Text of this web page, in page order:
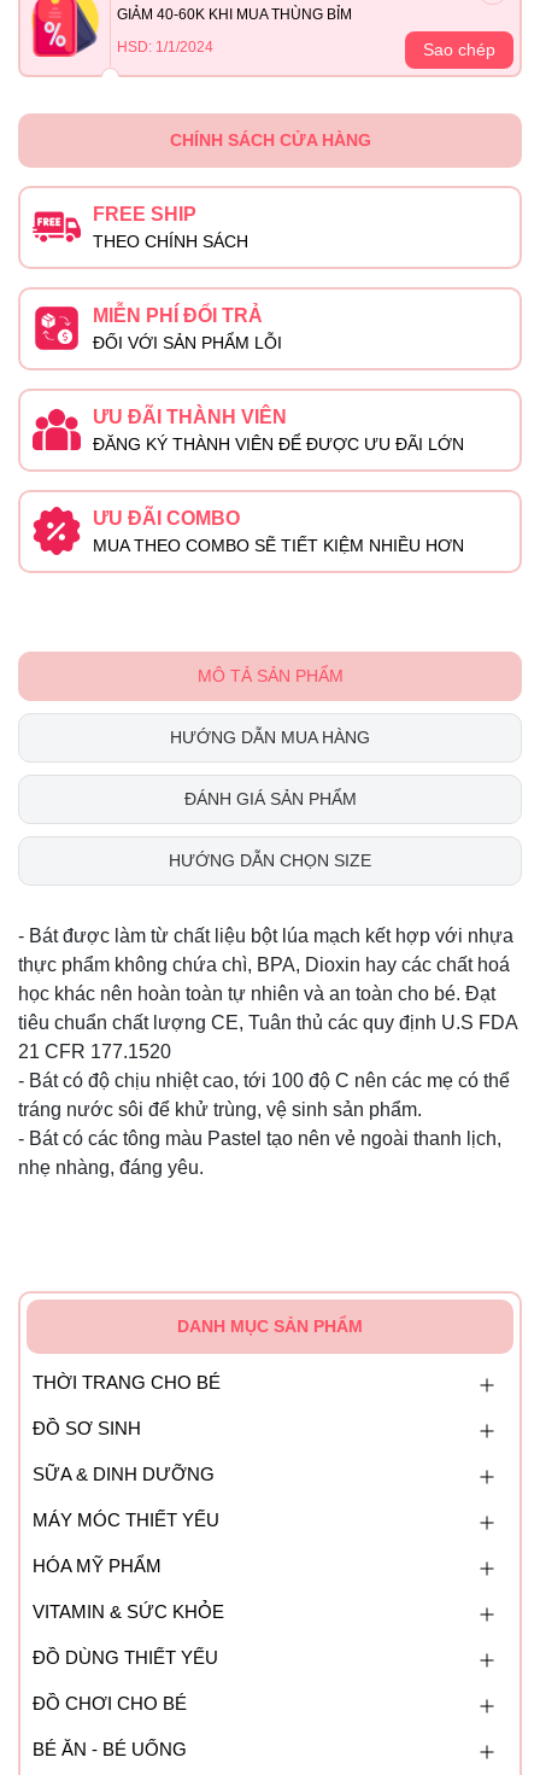
GIẢM 40-60K KHI MUA THÙNG BỈM
HSD: 1/1/2024
Sao chép
CHÍNH SÁCH CỬA HÀNG
FREE SHIP
THEO CHÍNH SÁCH
MIỄN PHÍ ĐỔI TRẢ
ĐỐI VỚI SẢN PHẨM LỖI
ƯU ĐÃI THÀNH VIÊN
ĐĂNG KÝ THÀNH VIÊN ĐỂ ĐƯỢC ƯU ĐÃI LỚN
ƯU ĐÃI COMBO
MUA THEO COMBO SẼ TIẾT KIỆM NHIỀU HƠN
MÔ TẢ SẢN PHẨM
HƯỚNG DẪN MUA HÀNG
ĐÁNH GIÁ SẢN PHẨM
HƯỚNG DẪN CHỌN SIZE
- Bát được làm từ chất liệu bột lúa mạch kết hợp với nhựa
thực phẩm không chứa chì, BPA, Dioxin hay các chất hoá
học khác nên hoàn toàn tự nhiên và an toàn cho bé. Đạt
tiêu chuẩn chất lượng CE, Tuân thủ các quy định U.S FDA
21 CFR 177.1520
- Bát có độ chịu nhiệt cao, tới 100 độ C nên các mẹ có thể
tráng nước sôi để khử trùng, vệ sinh sản phẩm.
- Bát có các tông màu Pastel tạo nên vẻ ngoài thanh lịch,
nhẹ nhàng, đáng yêu.
DANH MỤC SẢN PHẨM
THỜI TRANG CHO BÉ
ĐỒ SƠ SINH
SỮA & DINH DƯỠNG
MÁY MÓC THIẾT YẾU
HÓA MỸ PHẨM
VITAMIN & SỨC KHỎE
ĐỒ DÙNG THIẾT YẾU
ĐỒ CHƠI CHO BÉ
BÉ ĂN - BÉ UỐNG